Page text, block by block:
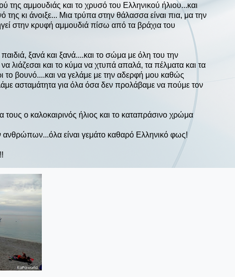
αμμουδιάς και το χρυσό του Ελληνικού ήλιου...και
κι άνοιξε... Μια τρύπα στην θάλασσα είναι πια, μα την
στην κρυφή αμμουδιά πίσω από τα βράχια του
ξανά και ξανά....και το σώμα με όλη του την
λιάζεσαι και το κύμα να χτυπά απαλά, τα πέλματα και τα
το βουνό....και να γελάμε με την αδερφή μου καθώς
ασταμάτητα για όλα όσα δεν προλάβαμε να πούμε τον
ο καλοκαιρινός ήλιος και το καταπράσινο χρώμα
είναι γεμάτο καθαρό Ελληνικό φως!